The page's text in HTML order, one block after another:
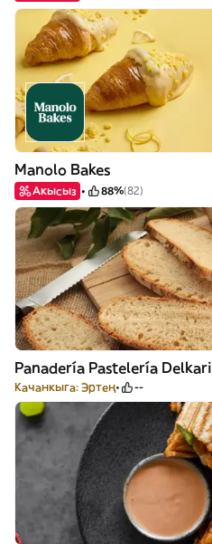
Manolo Bakes
Акысыз 88%(82)
Panadería Pastelería Delkari
Качанкыга: Эртең --